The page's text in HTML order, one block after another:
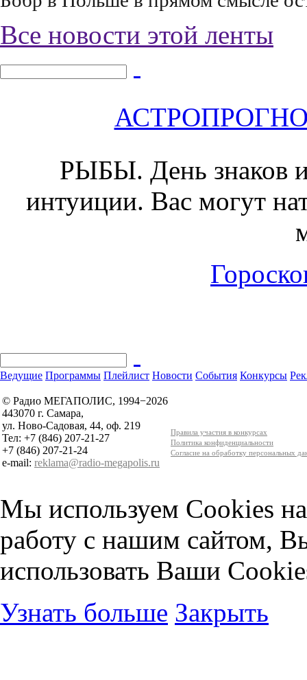
Все новости этой ленты
РЫБЫ. День знаков
интуиции. Вас могут
Ведущие Программы Плейлист Новости События Конкурсы
© Радио МЕГАПОЛИС, 1994−2026
443070 г. Самара,
ул. Ново-Садовая, 44, оф. 219
Тел: +7 (846) 207-21-27
+7 (846) 207-21-24
e-mail: reklama@radio-megapolis.ru
Правила участия в конкурсах
Политика конфиденциальности
Согласие на обработку персональных
Мы используем Cookies
работу с нашим сайтом,
использовать Ваши
Узнать больше Закрыть